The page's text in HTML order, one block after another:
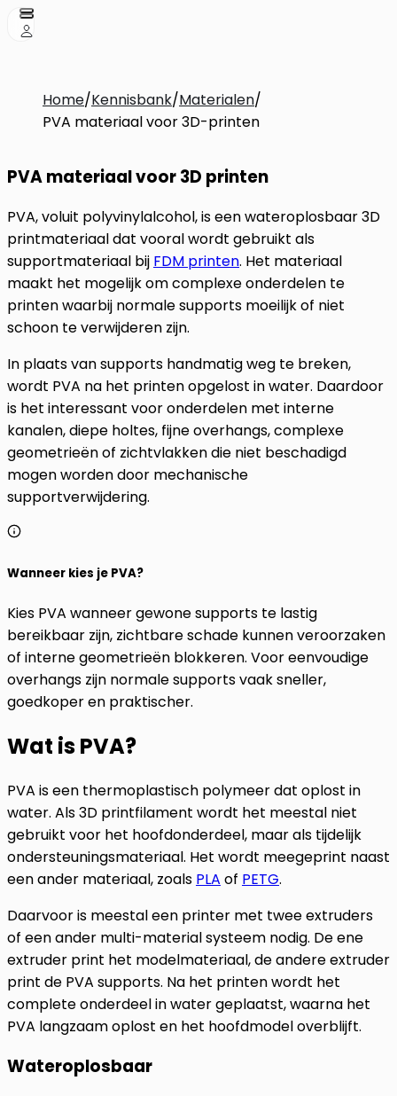
Home/Kennisbank/Materialen/
PVA materiaal voor 3D-printen
PVA materiaal voor 3D printen
PVA, voluit polyvinylalcohol, is een wateroplosbaar 3D
printmateriaal dat vooral wordt gebruikt als
supportmateriaal bij FDM printen. Het materiaal
maakt het mogelijk om complexe onderdelen te
printen waarbij normale supports moeilijk of niet
schoon te verwijderen zijn.
In plaats van supports handmatig weg te breken,
wordt PVA na het printen opgelost in water. Daardoor
is het interessant voor onderdelen met interne
kanalen, diepe holtes, fijne overhangs, complexe
geometrieën of zichtvlakken die niet beschadigd
mogen worden door mechanische
supportverwijdering.
Wanneer kies je PVA?
Kies PVA wanneer gewone supports te lastig
bereikbaar zijn, zichtbare schade kunnen veroorzaken
of interne geometrieën blokkeren. Voor eenvoudige
overhangs zijn normale supports vaak sneller,
goedkoper en praktischer.
Wat is PVA?
PVA is een thermoplastisch polymeer dat oplost in
water. Als 3D printfilament wordt het meestal niet
gebruikt voor het hoofdonderdeel, maar als tijdelijk
ondersteuningsmateriaal. Het wordt meegeprint naast
een ander materiaal, zoals PLA of PETG.
Daarvoor is meestal een printer met twee extruders
of een ander multi-material systeem nodig. De ene
extruder print het modelmateriaal, de andere extruder
print de PVA supports. Na het printen wordt het
complete onderdeel in water geplaatst, waarna het
PVA langzaam oplost en het hoofdmodel overblijft.
Wateroplosbaar